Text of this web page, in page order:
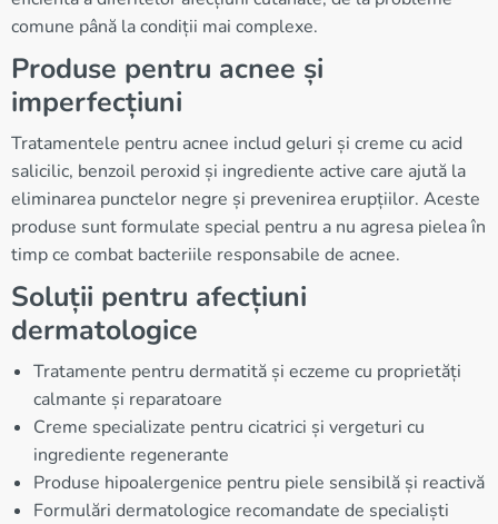
comune până la condiții mai complexe.
Produse pentru acnee și
imperfecțiuni
Tratamentele pentru acnee includ geluri și creme cu acid
salicilic, benzoil peroxid și ingrediente active care ajută la
eliminarea punctelor negre și prevenirea erupțiilor. Aceste
produse sunt formulate special pentru a nu agresa pielea în
timp ce combat bacteriile responsabile de acnee.
Soluții pentru afecțiuni
dermatologice
Tratamente pentru dermatită și eczeme cu proprietăți
calmante și reparatoare
Creme specializate pentru cicatrici și vergeturi cu
ingrediente regenerante
Produse hipoalergenice pentru piele sensibilă și reactivă
Formulări dermatologice recomandate de specialiști